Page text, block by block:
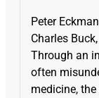
Peter
Charles
Through an
often
medicine,